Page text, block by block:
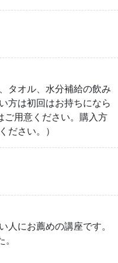
タオル、水分補給の飲み
方は初回はお持ちになら
ご用意ください。購入方
ださい。）
人にお薦めの講座です。